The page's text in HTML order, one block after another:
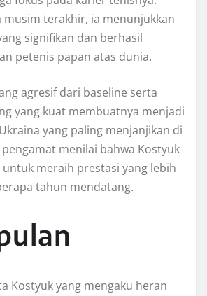
musim terakhir, ia menunjukkan
signifikan dan berhasil
petenis papan atas dunia.
agresif dari baseline serta
yang kuat membuatnya menjadi
yang paling menjanjikan di
pengamat menilai bahwa Kostyuk
meraih prestasi yang lebih
tahun mendatang.
Kostyuk yang mengaku heran